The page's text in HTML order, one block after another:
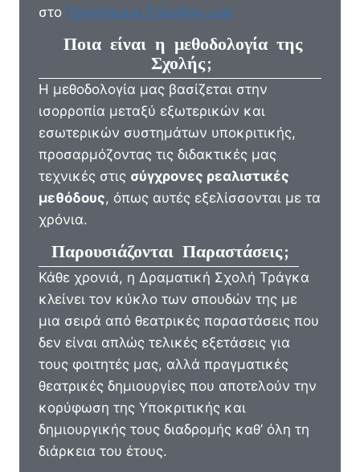
στο Πρόγραμμα Σπουδών μας
Ποια είναι η μεθοδολογία της
Σχολής;
Η μεθοδολογία μας βασίζεται στην
ισορροπία μεταξύ εξωτερικών και
εσωτερικών συστημάτων υποκριτικής,
προσαρμόζοντας τις διδακτικές μας
τεχνικές στις σύγχρονες ρεαλιστικές
μεθόδους, όπως αυτές εξελίσσονται με τα
χρόνια.
Παρουσιάζονται Παραστάσεις;
Κάθε χρονιά, η Δραματική Σχολή Τράγκα
κλείνει τον κύκλο των σπουδών της με
μια σειρά από θεατρικές παραστάσεις που
δεν είναι απλώς τελικές εξετάσεις για
τους φοιτητές μας, αλλά πραγματικές
θεατρικές δημιουργίες που αποτελούν την
κορύφωση της Υποκριτικής και
δημιουργικής τους διαδρομής καθ’ όλη τη
διάρκεια του έτους.